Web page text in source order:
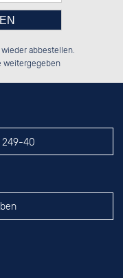
Sie die Zahl in
Feld ein.
abbestellen.
weitergegeben
249-40